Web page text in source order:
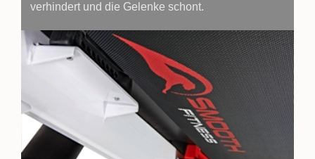
verhindert und die Gelenke schont.